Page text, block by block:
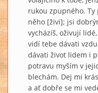
rukou zpupného.
něho [živi]; jsi
vycházíš, oživují
vidí tebe dávati
dávati život lidem i
potravu myším v
blechám. Dej mi
a ať dobře se mi